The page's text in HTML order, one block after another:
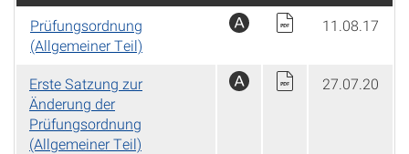
Prüfungsordnung
(Allgemeiner Teil)
11.08.17
Erste Satzung zur
Änderung der
Prüfungsordnung
(Allgemeiner Teil)
27.07.20